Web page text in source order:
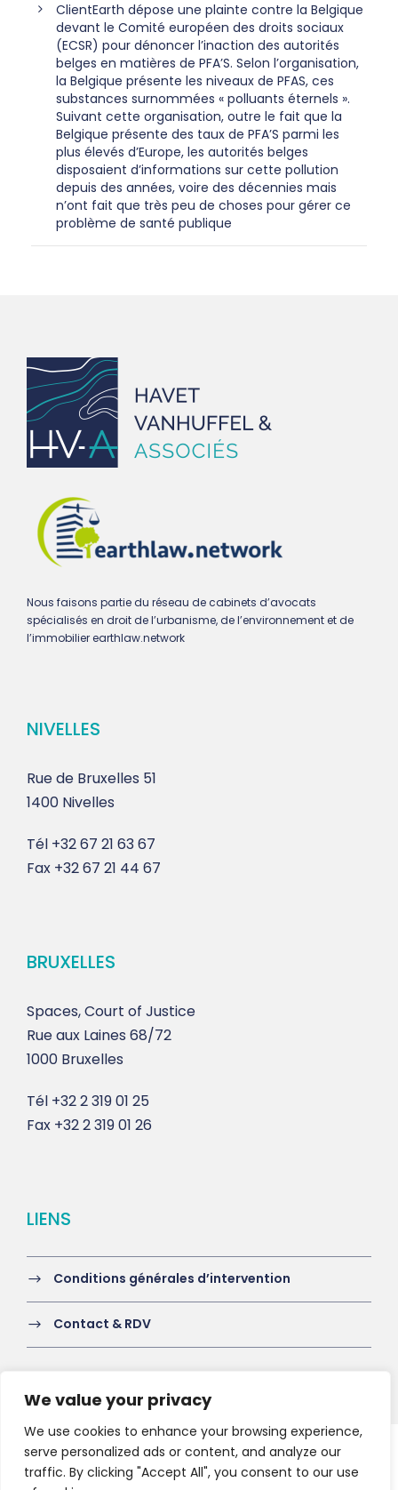
We value your privacy
We use cookies to enhance your browsing experience,
serve personalized ads or content, and analyze our
traffic. By clicking "Accept All", you consent to our use
ClientEarth dépose une plainte contre la Belgique
devant le Comité européen des droits sociaux
(ECSR) pour dénoncer l’inaction des autorités
belges en matières de PFA’S. Selon l’organisation,
la Belgique présente les niveaux de PFAS, ces
substances surnommées « polluants éternels ».
Suivant cette organisation, outre le fait que la
Belgique présente des taux de PFA’S parmi les
plus élevés d’Europe, les autorités belges
disposaient d’informations sur cette pollution
depuis des années, voire des décennies mais
n’ont fait que très peu de choses pour gérer ce
problème de santé publique
Nous faisons partie du réseau de cabinets d’avocats
spécialisés en droit de l’urbanisme, de l’environnement et de
l’immobilier earthlaw.network
NIVELLES
Rue de Bruxelles 51
1400 Nivelles
Tél +32 67 21 63 67
Fax +32 67 21 44 67
BRUXELLES
Spaces, Court of Justice
Rue aux Laines 68/72
1000 Bruxelles
Tél +32 2 319 01 25
Fax +32 2 319 01 26
LIENS
Conditions générales d’intervention
Contact & RDV
Copyright 2021 HV-A, All Right Reserved